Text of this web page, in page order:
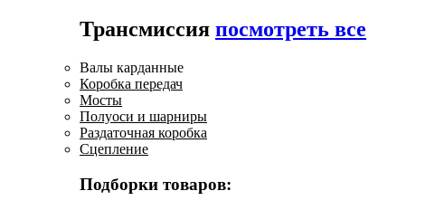
Трансмиссия посмотреть все
Валы карданные
Коробка передач
Мосты
Полуоси и шарниры
Раздаточная коробка
Сцепление
Подборки товаров: